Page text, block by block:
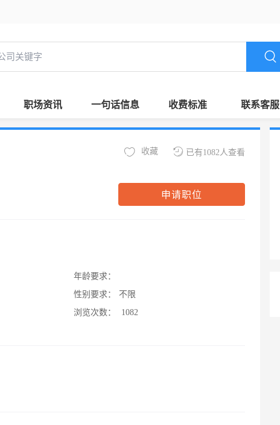
职场资讯 一句话信息 收费标准 联系客服
已有1082人查看
收藏
申请职位
年龄要求：
性别要求：
不限
浏览次数：
1082